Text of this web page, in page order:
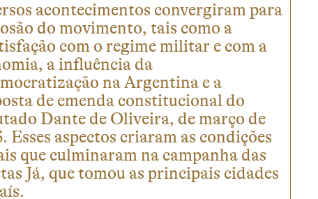
acontecimentos convergiram para
do movimento, tais como a
com o regime militar e com a
a influência da
na Argentina e a
de emenda constitucional do
Dante de Oliveira, de março de
Esses aspectos criaram as condições
que culminaram na campanha das
Já, que tomou as principais cidades